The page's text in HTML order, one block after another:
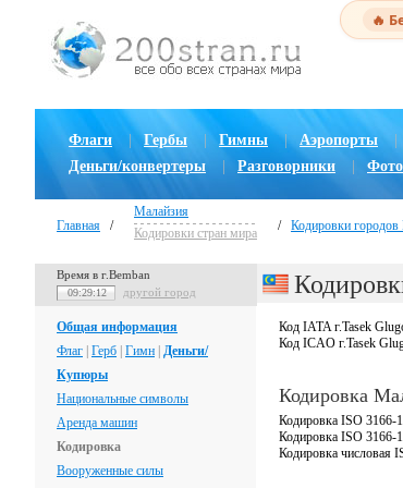
🔥
Флаги Гербы Гимны | Аэропорты
Деньги/конвертеры
Разговорники
Главная /
Малайзия
Кодировки стран мира
/ Кодировки
Время в г.Bemban
09:29:12 другой город
Общая информация
Флаг Герб Гимн Деньги/
Купюры
Национальные символы
Аренда машин
Кодировка
Вооруженные силы
Код IATA г.Tasek
Код ICAO г.Tasek
Кодировка
Кодировка ISO 3166-
Кодировка ISO 3166-
Кодировка числовая